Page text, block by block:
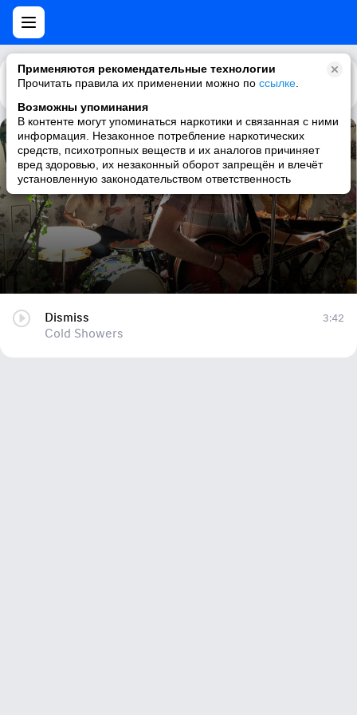
Применяются рекомендательные технологии
Прочитать правила их применении можно по ссылке
Возможны упоминания
В контенте могут упоминаться наркотики и связанная с ними
информация. Незаконное потребление наркотических
средств, психотропных веществ и их аналогов причиняет
вред здоровью, их незаконный оборот запрещён и влечёт
установленную законодательством ответственность
Каталог Рекомендации
Dismiss
Cold Showers
Dismiss
Cold Showers
3:42